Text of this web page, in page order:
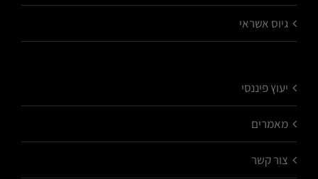
גיוס אשראי
יעוץ פיננסי
מאמרים
צור קשר